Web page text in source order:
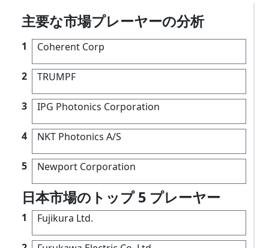
主要な市場プレーヤーの分析
1 Coherent Corp
2 TRUMPF
3 IPG Photonics Corporation
4 NKT Photonics A/S
5 Newport Corporation
日本市場のトップ 5 プレーヤー
1 Fujikura Ltd.